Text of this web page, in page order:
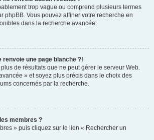
trop vague ou comprend plusieurs termes
phpBB. Vous pouvez affiner votre recherche en
dans la recherche avancée.
une page blanche ?!
de résultats que ne peut gérer le serveur Web.
» et soyez plus précis dans le choix des
concernés par la recherche.
membres ?
» puis cliquez sur le lien « Rechercher un